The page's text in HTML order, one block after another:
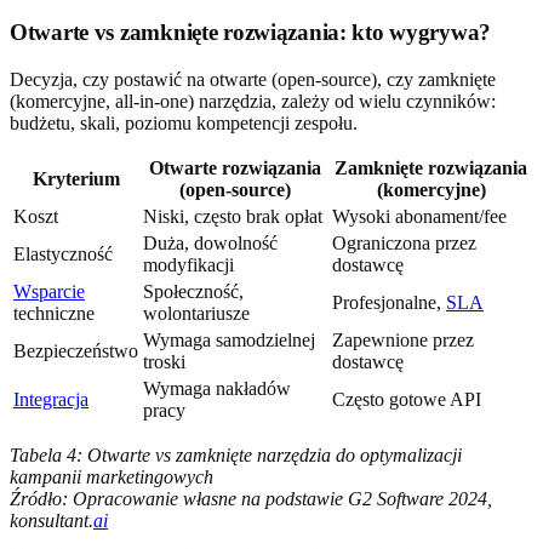
Otwarte vs zamknięte rozwiązania: kto wygrywa?
Decyzja, czy postawić na otwarte (open-source), czy zamknięte
(komercyjne, all-in-one) narzędzia, zależy od wielu czynników:
budżetu, skali, poziomu kompetencji zespołu.
Kryterium
Otwarte rozwiązania
(open-source)
Zamknięte rozwiązania
(komercyjne)
Koszt
Niski, często brak opłat Wysoki abonament/fee
Elastyczność
Duża, dowolność
modyfikacji
Ograniczona przez
dostawcę
Wsparcie
techniczne
Społeczność,
wolontariusze
Profesjonalne, SLA
Bezpieczeństwo
Wymaga samodzielnej
troski
Zapewnione przez
dostawcę
Integracja
Wymaga nakładów
pracy
Często gotowe API
Tabela 4: Otwarte vs zamknięte narzędzia do optymalizacji
kampanii marketingowych
Źródło: Opracowanie własne na podstawie G2 Software 2024,
konsultant.ai